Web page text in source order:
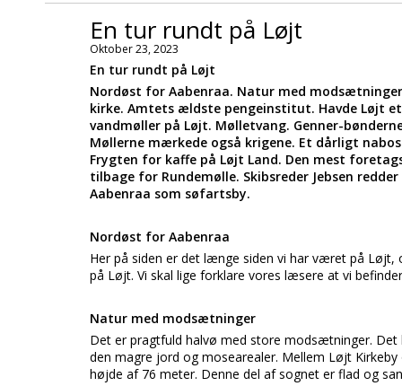
En tur rundt på Løjt
Oktober 23, 2023
En tur rundt på Løjt
Nordøst for Aabenraa. Natur med
kirke. Amtets ældste pengeinstitut. Havde Løjt
vandmøller på Løjt. Mølletvang. Genner-
Møllerne mærkede også krigene. Et dårligt
Frygten for kaffe på Løjt Land. Den mest
tilbage for Rundemølle. Skibsreder Jebsen
Aabenraa som søfartsby.
Nordøst for Aabenraa
Her på siden er det længe siden vi har været på Løjt,
på Løjt. Vi skal lige forklare vores læsere at vi
Natur med modsætninger
Det er pragtfuld halvø med store modsætninger.
den magre jord og mosearealer. Mellem Løjt
højde af 76 meter. Denne del af sognet er flad og